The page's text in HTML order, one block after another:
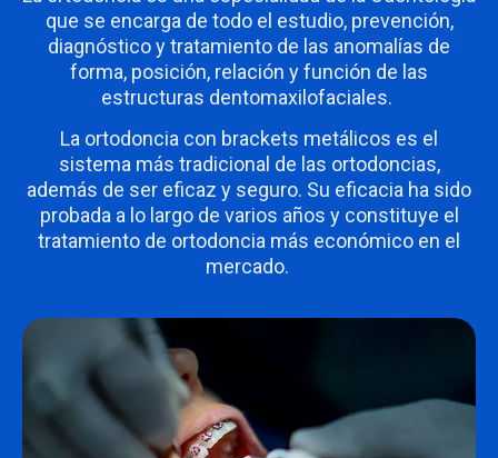
que se encarga de todo el estudio, prevención,
diagnóstico y tratamiento de las anomalías de
forma, posición, relación y función de las
estructuras dentomaxilofaciales.
La ortodoncia con brackets metálicos es el
sistema más tradicional de las ortodoncias,
además de ser eficaz y seguro. Su eficacia ha sido
probada a lo largo de varios años y constituye el
tratamiento de ortodoncia más económico en el
mercado.